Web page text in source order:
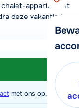
appartement
deze vakantie te
met ons op.